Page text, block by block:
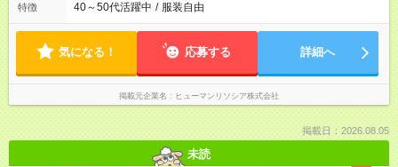
特徴 40～50代活躍中 / 服装自由
気になる！ 応募する 詳細へ
掲載元企業名 ヒューマンリソシア株式会社
掲載日：2026.08.05
未読